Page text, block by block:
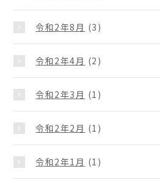
令和2年8月 (3)
令和2年4月 (2)
令和2年3月 (1)
令和2年2月 (1)
令和2年1月 (1)